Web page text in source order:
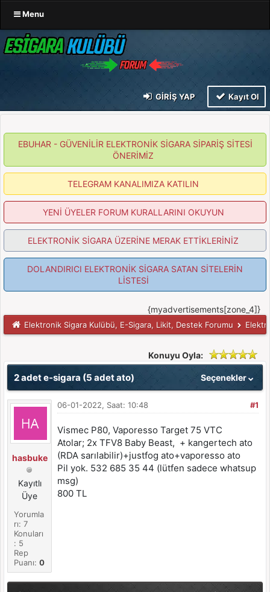
Menu
GIRIŞ YAP Kayıt Ol
EBUHAR - GÜVENİLİR ELEKTRONİK SİGARA SİPARİŞ SİTESİ
ÖNERİMİZ
TELEGRAM KANALIMIZA KATILIN
YENİ ÜYELER FORUM KURALLARINI OKUYUN
ELEKTRONİK SİGARA ÜZERİNE MERAK ETTİKLERİNİZ
DOLANDIRICI ELEKTRONİK SİGARA SATAN SİTELERİN
LİSTESİ
{myadvertisements[zone_4]}
Elektronik Sigara Kulübü, E-Sigara, Likit, Destek Forumu
Konuyu Oyla:
Seçenekler
2 adet e-sigara (5 adet ato)
hasbuke
Kayıtlı
Üye
Yorumla
rı: 7
Konuları
: 5
Rep
Puanı:0
#1
06-01-2022, Saat: 10:48
Vismec P80, Vaporesso Target 75 VTC
Atolar; 2x TFV8 Baby Beast, + kangertech ato
(RDA sarılabilir)+justfog ato+vaporesso ato
Pil yok. 532 685 35 44 (lütfen sadece whatsup
msg)
800 TL